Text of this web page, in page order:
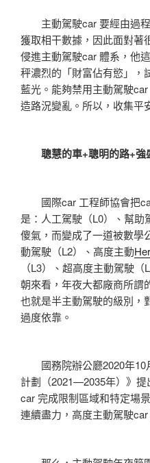
主動駕駛car 要經由過程
獲取相干數據，因此面對著
侵進主動駕駛car 體系，他
秤濃烈的「財富佔有慾」，
藍光。能夠禁用主動駕駛
造路況變亂。所以，收集平
聰慧的車+聰明的路+強
國際car 工程師協會把
是：人工駕駛（L0）、幫助
傻氣，而變成了一道被數學
動駕駛（L2）、高度主動
（L3）、超高度主動駕駛
朝來看，年夜大都廠商所謂
也就是半主動駕駛的級別，
過度依靠。
國務院辦公廳2020年10
計劃（2021—2035年）》
car 完成限制區域和特定場
連續盡力，高度主動駕駛